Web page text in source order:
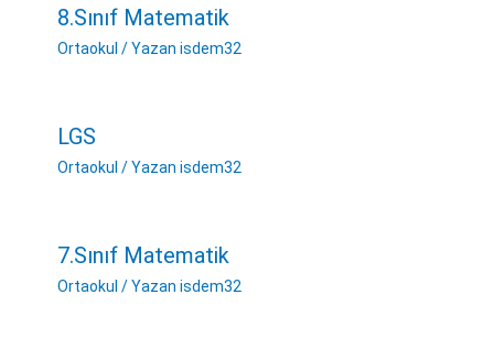
8.Sınıf Matematik
Ortaokul / Yazan isdem32
LGS
Ortaokul / Yazan isdem32
7.Sınıf Matematik
Ortaokul / Yazan isdem32